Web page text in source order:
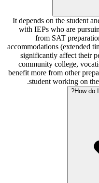
It depends on the student
with IEPs who are
from SAT
accommodations (extended
significantly affect their
community college,
benefit more from other
student working on
How do